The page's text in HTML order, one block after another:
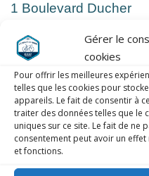
Gérer le
cookies
Pour offrir les meilleures
telles que les cookies pour
appareils. Le fait de consentir à
traiter des données telles que le
uniques sur ce site. Le fait de ne
consentement peut avoir un
et fonctions.
1 Boulevard Ducher
LAISSER UN